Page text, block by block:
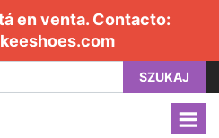
en venta. Contacto:
SZUKAJ